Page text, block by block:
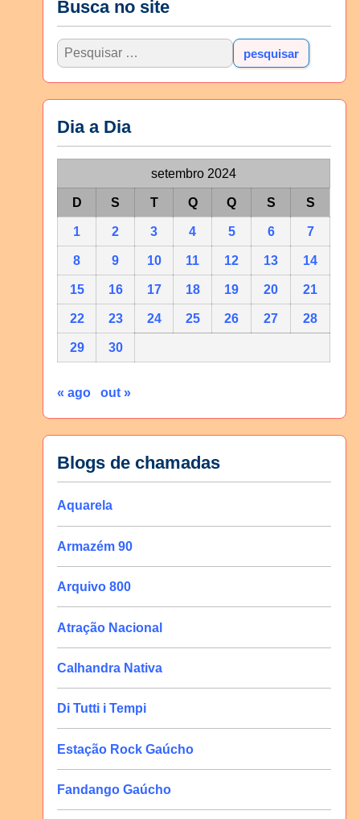
Busca no site
Dia a Dia
setembro 2024
D S T Q Q S S
1 2 3 4 5 6 7
8 9 10 11 12 13 14
15 16 17 18 19 20 21
22 23 24 25 26 27 28
29 30
« ago out »
Blogs de chamadas
Aquarela
Armazém 90
Arquivo 800
Atração Nacional
Calhandra Nativa
Di Tutti i Tempi
Estação Rock Gaúcho
Fandango Gaúcho